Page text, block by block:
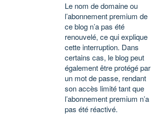
Le nom de domaine ou
l’abonnement premium de
ce blog n’a pas été
renouvelé, ce qui explique
cette interruption. Dans
certains cas, le blog peut
également être protégé par
un mot de passe, rendant
son accès limité tant que
l’abonnement premium n’a
pas été réactivé.